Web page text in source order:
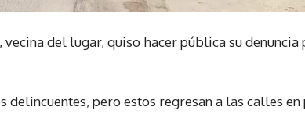
, vecina del lugar, quiso hacer pública su denuncia
delincuentes, pero estos regresan a las calles en